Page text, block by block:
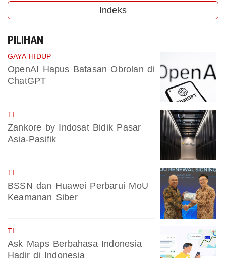
Indeks
PILIHAN
GAYA HIDUP
OpenAI Hapus Batasan Obrolan di
ChatGPT
TI
Zankore by Indosat Bidik Pasar
Asia-Pasifik
TI
BSSN dan Huawei Perbarui MoU
Keamanan Siber
TI
Ask Maps Berbahasa Indonesia
Hadir di Indonesia